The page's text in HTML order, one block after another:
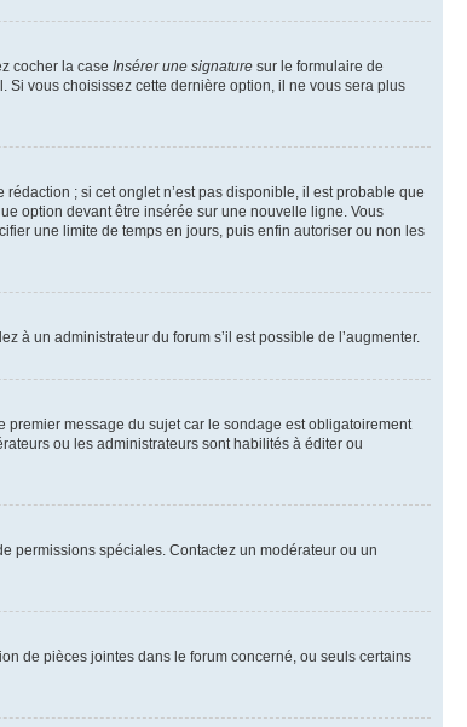
cocher la case Insérer une signature sur le formulaire de
Si vous choisissez cette dernière option, il ne vous sera plus
; si cet onglet n’est pas disponible, il est probable que
option devant être insérée sur une nouvelle ligne. Vous
une limite de temps en jours, puis enfin autoriser ou non les
à un administrateur du forum s’il est possible de l’augmenter.
message du sujet car le sondage est obligatoirement
ou les administrateurs sont habilités à éditer ou
permissions spéciales. Contactez un modérateur ou un
de pièces jointes dans le forum concerné, ou seuls certains